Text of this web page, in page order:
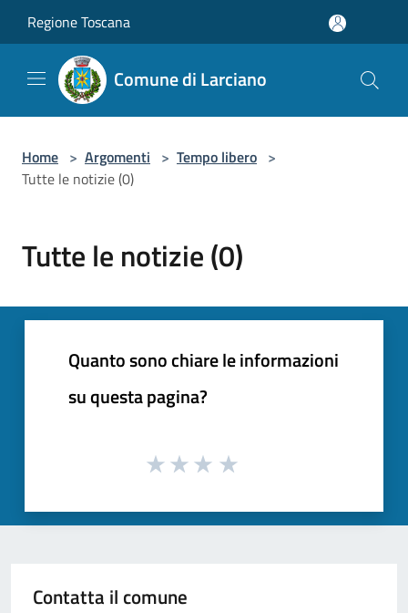
Regione Toscana
Comune di Larciano
Home > Argomenti > Tempo libero >
Tutte le notizie (0)
Tutte le notizie (0)
Quanto sono chiare le informazioni
su questa pagina?
Contatta il comune